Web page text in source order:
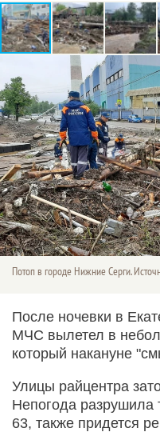
Потоп в городе Нижние Серги.
После ночевки в
МЧС вылетел в
который накануне
Улицы райцентра
Непогода разрушила
63, также придется